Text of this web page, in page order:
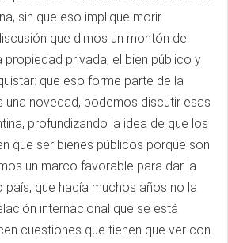
sin que eso implique morir
que dimos un montón de
privada, el bien público y
que eso forme parte de la
una novedad, podemos discutir esas
profundizando la idea de que los
que ser bienes públicos porque son
un marco favorable para dar la
país, que hacía muchos años no la
internacional que se está
cuestiones que tienen que ver con